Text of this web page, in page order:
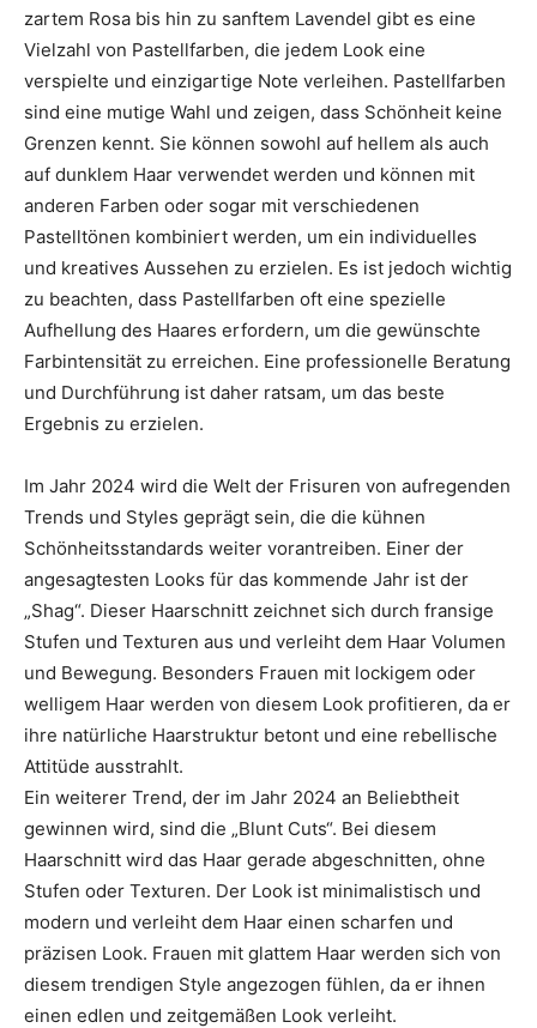
zartem Rosa bis hin zu sanftem Lavendel gibt es eine
Vielzahl von Pastellfarben, die jedem Look eine
verspielte und einzigartige Note verleihen. Pastellfarben
sind eine mutige Wahl und zeigen, dass Schönheit keine
Grenzen kennt. Sie können sowohl auf hellem als auch
auf dunklem Haar verwendet werden und können mit
anderen Farben oder sogar mit verschiedenen
Pastelltönen kombiniert werden, um ein individuelles
und kreatives Aussehen zu erzielen. Es ist jedoch wichtig
zu beachten, dass Pastellfarben oft eine spezielle
Aufhellung des Haares erfordern, um die gewünschte
Farbintensität zu erreichen. Eine professionelle Beratung
und Durchführung ist daher ratsam, um das beste
Ergebnis zu erzielen.
Im Jahr 2024 wird die Welt der Frisuren von aufregenden
Trends und Styles geprägt sein, die die kühnen
Schönheitsstandards weiter vorantreiben. Einer der
angesagtesten Looks für das kommende Jahr ist der
„Shag“. Dieser Haarschnitt zeichnet sich durch fransige
Stufen und Texturen aus und verleiht dem Haar Volumen
und Bewegung. Besonders Frauen mit lockigem oder
welligem Haar werden von diesem Look profitieren, da er
ihre natürliche Haarstruktur betont und eine rebellische
Attitüde ausstrahlt.
Ein weiterer Trend, der im Jahr 2024 an Beliebtheit
gewinnen wird, sind die „Blunt Cuts“. Bei diesem
Haarschnitt wird das Haar gerade abgeschnitten, ohne
Stufen oder Texturen. Der Look ist minimalistisch und
modern und verleiht dem Haar einen scharfen und
präzisen Look. Frauen mit glattem Haar werden sich von
diesem trendigen Style angezogen fühlen, da er ihnen
einen edlen und zeitgemäßen Look verleiht.